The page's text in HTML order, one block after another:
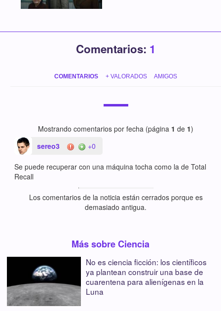
Comentarios: 1
COMENTARIOS + VALORADOS AMIGOS
Mostrando comentarios por fecha (página 1 de 1)
sereo3
+0
Se puede recuperar con una máquina tocha como la de Total
Recall
Los comentarios de la noticia están cerrados porque es
demasiado antigua.
Más sobre Ciencia
No es ciencia ficción: los científicos
ya plantean construir una base de
cuarentena para alienígenas en la
Luna